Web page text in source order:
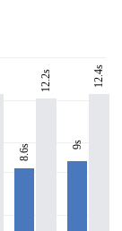
8.6s
12.2s
9s
12.4s